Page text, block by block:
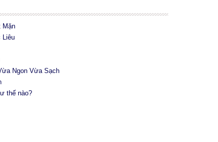
Mặn
Liêu
Ngon Vừa Sạch
thế nào?